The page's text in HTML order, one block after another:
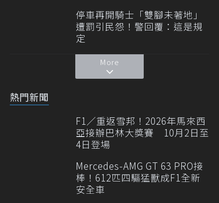
停車再開騎士「雙腳未著地」
遭罰引民怨！警回覆：這是規
定
More
熱門新聞
F1／重返雪邦！2026年馬來西
亞接辦巴林大獎賽 10月2日至
4日登場
Mercedes-AMG GT 63 PRO接
棒！612匹四驅猛獸成F1全新
安全車